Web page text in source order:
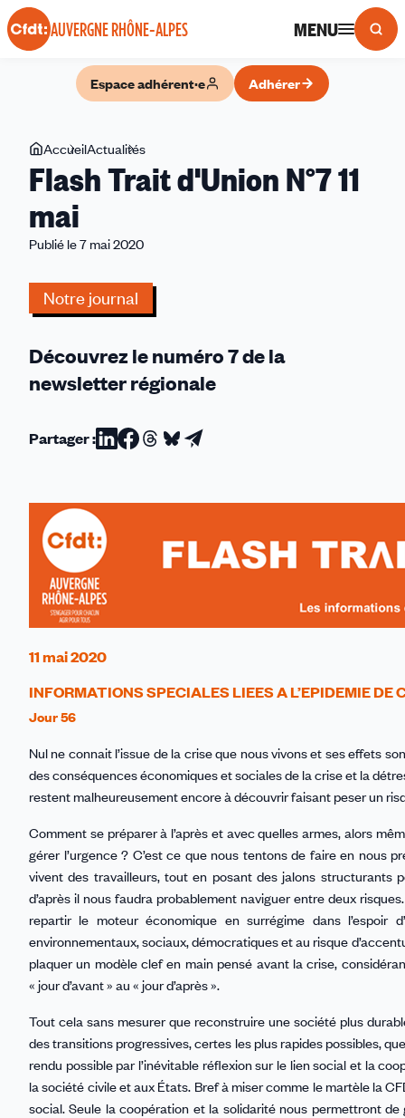
Panneau de gestion des cookies
AUVERGNE RHÔNE-ALPES MENU
Espace adhérent·e Adhérer
Vous
êtes
ici
AccueilActualités
Trait
Flash Trait d'Union N°7 11
mai
Publié le 7 mai 2020
Notre journal
Découvrez le numéro 7 de la
newsletter régionale
Partager :Partager
Linkedin
Partager
Facebook
Partager
Threads
Partager
Bluesky
Partager
email
11 mai 2020
INFORMATIONS SPECIALES LIEES A L’EPIDEMIE DE
Jour 56
Nul ne connait l’issue de la crise que nous vivons et ses effets
des conséquences économiques et sociales de la crise et la
restent malheureusement encore à découvrir faisant peser un
Comment se préparer à l’après et avec quelles armes, alors
gérer l’urgence ? C’est ce que nous tentons de faire en nous
vivent des travailleurs, tout en posant des jalons structurants
d’après il nous faudra probablement naviguer entre deux
repartir le moteur économique en surrégime dans l’espoir
environnementaux, sociaux, démocratiques et au risque
plaquer un modèle clef en main pensé avant la crise,
« jour d’avant » au « jour d’après ».
Tout cela sans mesurer que reconstruire une société plus
des transitions progressives, certes les plus rapides possibles,
rendu possible par l’inévitable réflexion sur le lien social et la
la société civile et aux États. Bref à miser comme le martèle la
social. Seule la coopération et la solidarité nous permettront